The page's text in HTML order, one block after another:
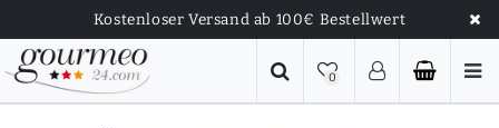
Kostenloser Versand ab 100€ Bestellwert
0